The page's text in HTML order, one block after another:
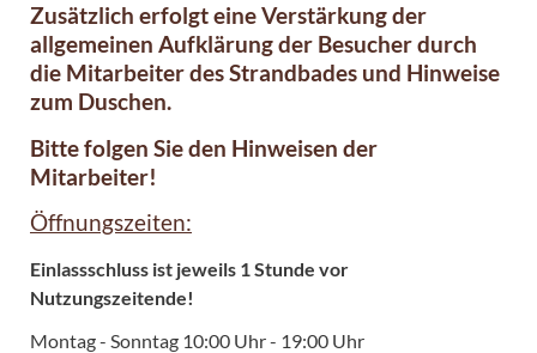
Zusätzlich erfolgt eine Verstärkung der
allgemeinen Aufklärung der Besucher durch
die Mitarbeiter des Strandbades und Hinweise
zum Duschen.
Bitte folgen Sie den Hinweisen der
Mitarbeiter!
Öffnungszeiten:
Einlassschluss ist jeweils 1 Stunde vor
Nutzungszeitende!
Montag - Sonntag 10:00 Uhr - 19:00 Uhr